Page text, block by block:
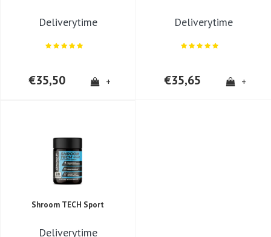
Deliverytime
€35,50 +
Deliverytime
€35,65 +
Shroom TECH Sport
Deliverytime